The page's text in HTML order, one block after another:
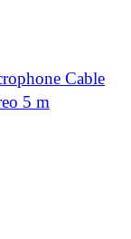
Cable
5 m